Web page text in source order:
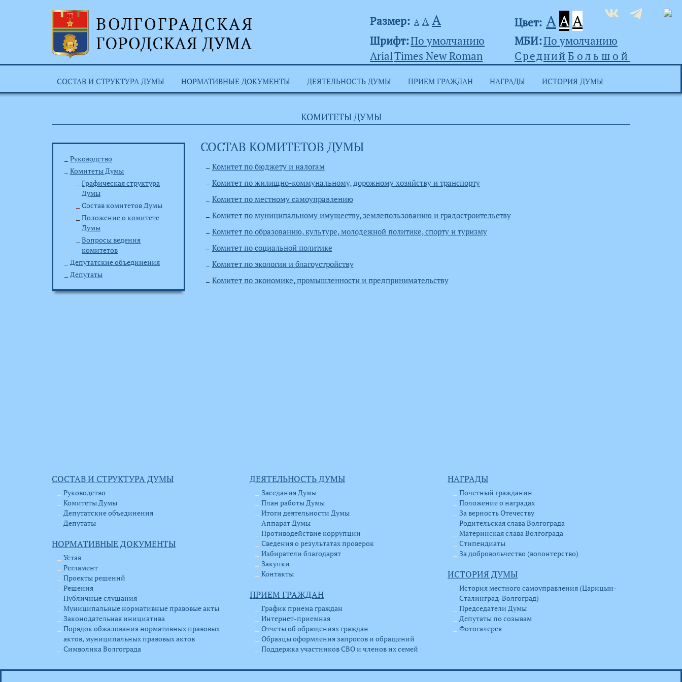
Размер: А А А Цвет: AAA
Шрифт:По умолчанию
ArialTimes New Roman
МБИ:По умолчанию
Средний Большой
СОСТАВ И СТРУКТУРА ДУМЫ НОРМАТИВНЫЕ ДОКУМЕНТЫ ДЕЯТЕЛЬНОСТЬ ДУМЫ ПРИЕМ ГРАЖДАН НАГРАДЫ ИСТОРИЯ ДУМЫ
КОМИТЕТЫ ДУМЫ
Руководство
Комитеты Думы
Графическая структура
Думы
Состав комитетов Думы
Положение о комитете
Думы
Вопросы ведения
комитетов
Депутатские объединения
Депутаты
СОСТАВ КОМИТЕТОВ ДУМЫ
Комитет по бюджету и налогам
Комитет по жилищно-коммунальному, дорожному хозяйству и транспорту
Комитет по местному самоуправлению
Комитет по муниципальному имуществу, землепользованию и градостроительству
Комитет по образованию, культуре, молодежной политике, спорту и туризму
Комитет по социальной политике
Комитет по экологии и благоустройству
Комитет по экономике, промышленности и предпринимательству
СОСТАВ И СТРУКТУРА ДУМЫ
Руководство
Комитеты Думы
Депутатские объединения
Депутаты
НОРМАТИВНЫЕ ДОКУМЕНТЫ
Устав
Регламент
Проекты решений
Решения
Публичные слушания
Муниципальные нормативные правовые акты
Законодательная инициатива
Порядок обжалования нормативных правовых
актов, муниципальных правовых актов
Символика Волгограда
ДЕЯТЕЛЬНОСТЬ ДУМЫ
Заседания Думы
План работы Думы
Итоги деятельности Думы
Аппарат Думы
Противодействие коррупции
Сведения о результатах проверок
Избиратели благодарят
Закупки
Контакты
ПРИЕМ ГРАЖДАН
График приема граждан
Интернет-приемная
Отчеты об обращениях граждан
Образцы оформления запросов и обращений
Поддержка участников СВО и членов их семей
НАГРАДЫ
Почетный гражданин
Положение о наградах
За верность Отечеству
Родительская слава Волгограда
Материнская слава Волгограда
Стипендиаты
За добровольчество (волонтерство)
ИСТОРИЯ ДУМЫ
История местного самоуправления (Царицын-
Сталинград-Волгоград)
Председатели Думы
Депутаты по созывам
Фотогалерея